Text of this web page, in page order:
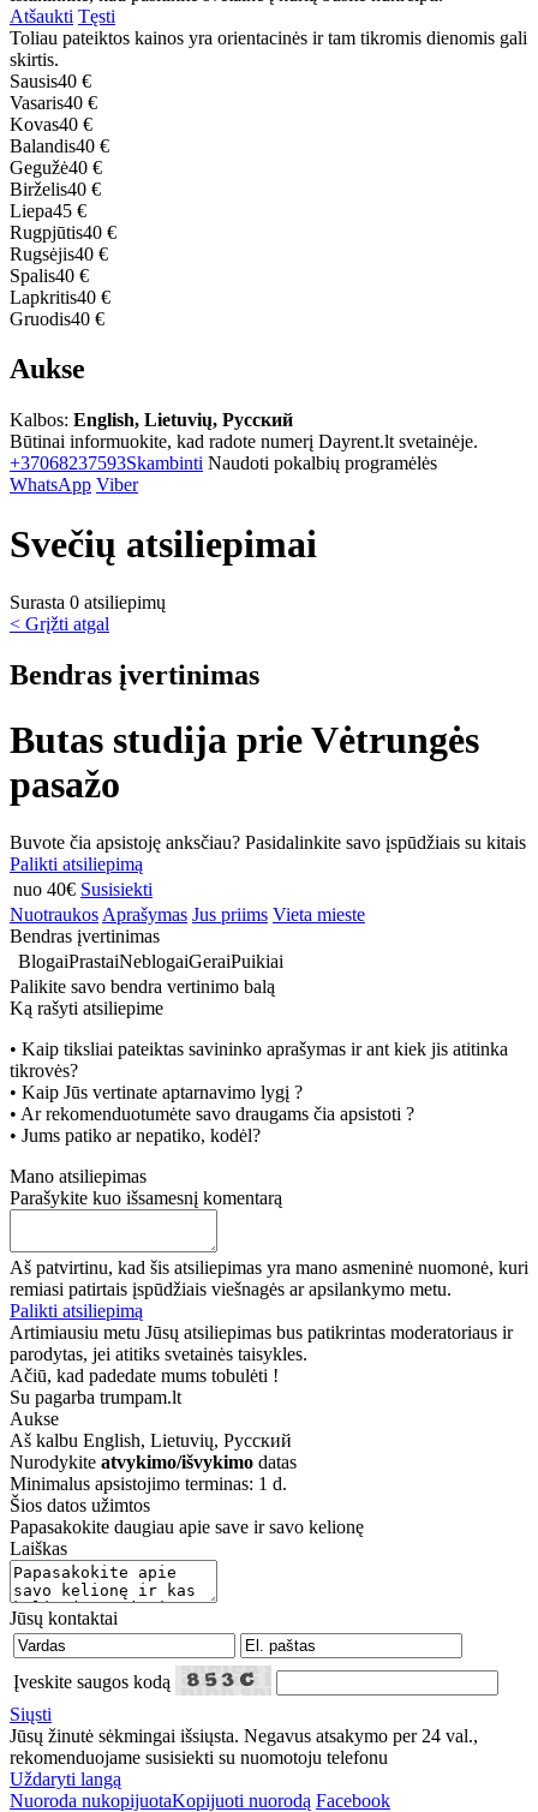
Atšaukti Tęsti
Toliau pateiktos kainos yra orientacinės ir tam tikromis dienomis gali
skirtis.
Sausis40 €
Vasaris40 €
Kovas40 €
Balandis40 €
Gegužė40 €
Birželis40 €
Liepa45 €
Rugpjūtis40 €
Rugsėjis40 €
Spalis40 €
Lapkritis40 €
Gruodis40 €
Aukse
Kalbos: English, Lietuvių, Русский
Būtinai informuokite, kad radote numerį Dayrent.lt svetainėje.
+37068237593Skambinti Naudoti pokalbių programėlės
WhatsApp Viber
Svečių atsiliepimai
Surasta 0 atsiliepimų
< Grįžti atgal
Bendras įvertinimas
Butas studija prie Vėtrungės
pasažo
Buvote čia apsistoję anksčiau? Pasidalinkite savo įspūdžiais su kitais
Palikti atsiliepimą
nuo 40€ Susisiekti
Nuotraukos Aprašymas Jus priims Vieta mieste
Bendras įvertinimas
BlogaiPrastaiNeblogaiGeraiPuikiai
Palikite savo bendra vertinimo balą
Ką rašyti atsiliepime
• Kaip tiksliai pateiktas savininko aprašymas ir ant kiek jis atitinka
tikrovės?
• Kaip Jūs vertinate aptarnavimo lygį ?
• Ar rekomenduotumėte savo draugams čia apsistoti ?
• Jums patiko ar nepatiko, kodėl?
Mano atsiliepimas
Parašykite kuo išsamesnį komentarą
Aš patvirtinu, kad šis atsiliepimas yra mano asmeninė nuomonė, kuri
remiasi patirtais įspūdžiais viešnagės ar apsilankymo metu.
Palikti atsiliepimą
Artimiausiu metu Jūsų atsiliepimas bus patikrintas moderatoriaus ir
parodytas, jei atitiks svetainės taisykles.
Ačiū, kad padedate mums tobulėti !
Su pagarba trumpam.lt
Aukse
Aš kalbu English, Lietuvių, Русский
Nurodykite atvykimo/išvykimo datas
Minimalus apsistojimo terminas: 1 d.
Šios datos užimtos
Papasakokite daugiau apie save ir savo kelionę
Laiškas
Jūsų kontaktai
Įveskite saugos kodą
Siųsti
Jūsų žinutė sėkmingai išsiųsta. Negavus atsakymo per 24 val.,
rekomenduojame susisiekti su nuomotoju telefonu
Uždaryti langą
Nuoroda nukopijuotaKopijuoti nuorodą Facebook